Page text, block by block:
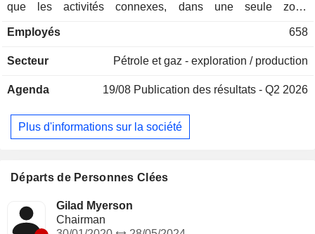
que les activités connexes, dans une seule zone
actifs exploités sont situés dans les zones nord, centrale et
Moray Firth, sur le plateau continental britannique, ce qui
Cygnus, Erskine et Greater Stella. Son portefeuille
lesquels Britannia et Satellites, Brodgar, Brrom, Callanish,
Dons, Ekgin/Franklin, Enochdhu, la zone J, Mariner,
production sur le UKCS et de 10 champs en production
Employés 658
Secteur Pétrole et gaz - exploration / production
Agenda 19/08 Publication des résultats - Q2 2026
Plus d'informations sur la société
Départs de Personnes Clées
Gilad Myerson
Chairman